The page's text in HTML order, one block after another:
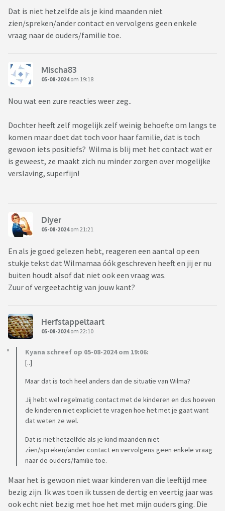
Dat is niet hetzelfde als je kind maanden niet
zien/spreken/ander contact en vervolgens geen enkele
vraag naar de ouders/familie toe.
Mischa83
05-08-2024om 19:18
Nou wat een zure reacties weer zeg..
Dochter heeft zelf mogelijk zelf weinig behoefte om langs te
komen maar doet dat toch voor haar familie, dat is toch
gewoon iets positiefs? Wilma is blij met het contact wat er
is geweest, ze maakt zich nu minder zorgen over mogelijke
verslaving, superfijn!
Diyer
05-08-2024om 21:21
En als je goed gelezen hebt, reageren een aantal op een
stukje tekst dat Wilmamaa óók geschreven heeft en jij er nu
buiten houdt alsof dat niet ook een vraag was.
Zuur of vergeetachtig van jouw kant?
Herfstappeltaart
05-08-2024om 22:10
Kyana schreef op 05-08-2024 om 19:06:
[..]
Maar dat is toch heel anders dan de situatie van Wilma?
Jij hebt wel regelmatig contact met de kinderen en dus hoeven
de kinderen niet expliciet te vragen hoe het met je gaat want
dat weten ze wel.
Dat is niet hetzelfde als je kind maanden niet
zien/spreken/ander contact en vervolgens geen enkele vraag
naar de ouders/familie toe.
Maar het is gewoon niet waar kinderen van die leeftijd mee
bezig zijn. Ik was toen ik tussen de dertig en veertig jaar was
ook echt niet bezig met hoe het met mijn ouders ging. Die